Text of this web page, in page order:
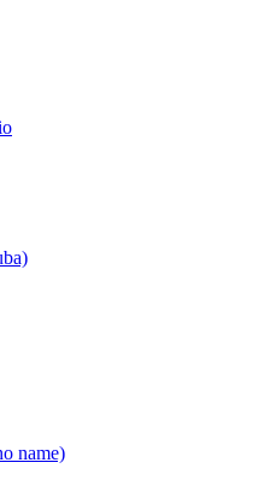
name)